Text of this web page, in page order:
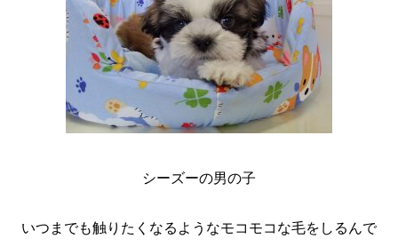
シーズーの男の子
いつまでも触りたくなるようなモコモコな毛をしるんで